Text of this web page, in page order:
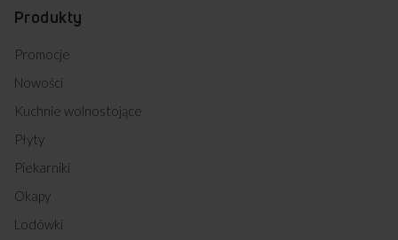
Produkty
Promocje
Nowości
Kuchnie wolnostojące
Płyty
Piekarniki
Okapy
Lodówki